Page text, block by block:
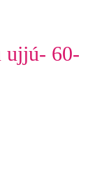
ujjú- 60-